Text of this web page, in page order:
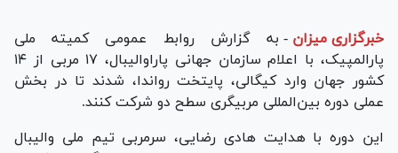
خبرگزاری میزان - به گزارش روابط عمومی کمیته ملی
پارالمپیک، با اعلام سازمان جهانی پاراوالیبال، ۱۷ مربی از ۱۴
کشور جهان وارد کیگالی، پایتخت رواندا، شدند تا در بخش
عملی دوره بین‌المللی مربیگری سطح دو شرکت کنند.
این دوره با هدایت هادی رضایی، سرمربی تیم ملی والیبال